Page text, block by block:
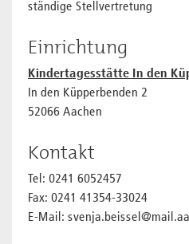
ständige Stellvertretung
Einrichtung
Kindertagesstätte In den
In den Küpperbenden 2
52066 Aachen
Kontakt
Tel: 0241 6052457
Fax: 0241 41354-33024
E-Mail: